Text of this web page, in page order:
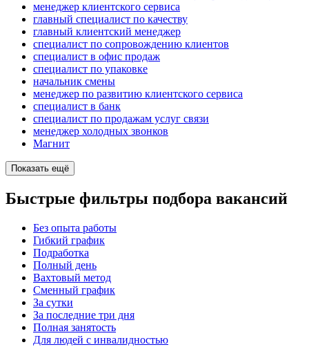
менеджер клиентского сервиса
главный специалист по качеству
главный клиентский менеджер
специалист по сопровождению клиентов
специалист в офис продаж
специалист по упаковке
начальник смены
менеджер по развитию клиентского сервиса
специалист в банк
специалист по продажам услуг связи
менеджер холодных звонков
Магнит
Показать ещё
Быстрые фильтры подбора вакансий
Без опыта работы
Гибкий график
Подработка
Полный день
Вахтовый метод
Сменный график
За сутки
За последние три дня
Полная занятость
Для людей с инвалидностью